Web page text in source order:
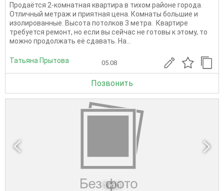
Продаётся 2-комнатная квартира в тихом районе города.
Отличный метраж и приятная цена. Комнаты большие и
изолированные. Высота потолков 3 метра. Квартире
требуется ремонт, но если вы сейчас не готовы к этому, то
можно продолжать её сдавать. На...
Татьяна Прытова 05.08
Позвонить
1 из 1